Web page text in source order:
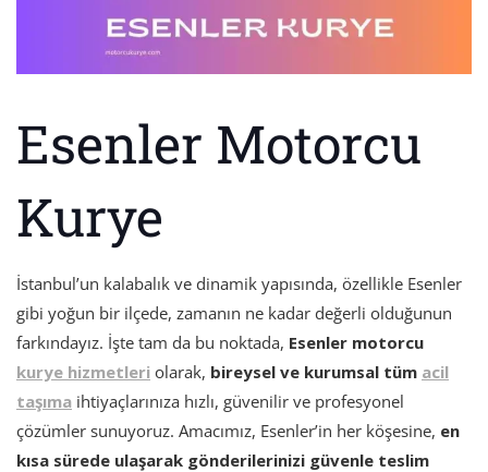
Esenler Motorcu
Kurye
İstanbul’un kalabalık ve dinamik yapısında, özellikle Esenler
gibi yoğun bir ilçede, zamanın ne kadar değerli olduğunun
farkındayız. İşte tam da bu noktada, Esenler motorcu
kurye hizmetleri olarak, bireysel ve kurumsal tüm acil
taşıma ihtiyaçlarınıza hızlı, güvenilir ve profesyonel
çözümler sunuyoruz. Amacımız, Esenler’in her köşesine, en
kısa sürede ulaşarak gönderilerinizi güvenle teslim